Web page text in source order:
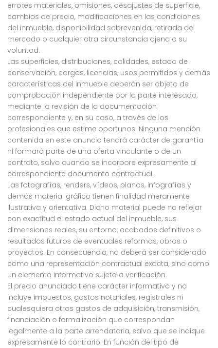
errores materiales, omisiones, desajustes de superficie,
cambios de precio, modificaciones en las condiciones
del inmueble, disponibilidad sobrevenida, retirada del
mercado o cualquier otra circunstancia ajena a su
voluntad.
Las superficies, distribuciones, calidades, estado de
conservación, cargas, licencias, usos permitidos y demás
características del inmueble deberán ser objeto de
comprobación independiente por la parte interesada,
mediante la revisión de la documentación
correspondiente y, en su caso, a través de los
profesionales que estime oportunos. Ninguna mención
contenida en este anuncio tendrá carácter de garantía
ni formará parte de una oferta vinculante o de un
contrato, salvo cuando se incorpore expresamente al
correspondiente documento contractual.
Las fotografías, renders, vídeos, planos, infografías y
demás material gráfico tienen finalidad meramente
ilustrativa y orientativa. Dicho material puede no reflejar
con exactitud el estado actual del inmueble, sus
dimensiones reales, su entorno, acabados definitivos o
resultados futuros de eventuales reformas, obras o
proyectos. En consecuencia, no deberá ser considerado
como una representación contractual exacta, sino como
un elemento informativo sujeto a verificación.
El precio anunciado tiene carácter informativo y no
incluye impuestos, gastos notariales, registrales ni
cualesquiera otros gastos de adquisición, transmisión,
financiación o formalización que correspondan
legalmente a la parte arrendataria, salvo que se indique
expresamente lo contrario. En función del tipo de